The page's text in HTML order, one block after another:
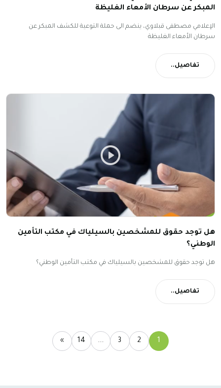
المبكر عن سرطان الأمعاء الغليظة
الإعلامي مصطفى قبلاوي، ينضم الى حملة التوعية للكشف المبكر عن
سرطان الأمعاء الغليظة
تفاصيل..
هل توجد حقوق للمشخصين بالسيلياك في مكتب التأمين
الوطني؟
هل توجد حقوق للمشخصين بالسيلياك في مكتب التأمين الوطني؟
تفاصيل..
1
2
3
...
14
»